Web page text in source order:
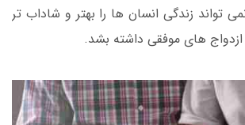
تواند زندگی انسان ها را بهتر و شاداب تر
های موفقی داشته بشد.